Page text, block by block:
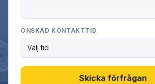
ÖNSKAD KONTAKTTID
Välj tid
Skicka förfrågan